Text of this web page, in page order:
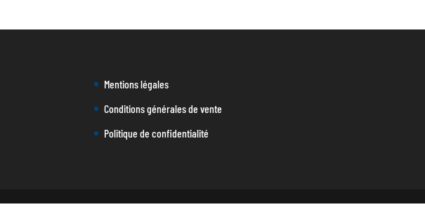
Mentions légales
Conditions générales de vente
Politique de confidentialité